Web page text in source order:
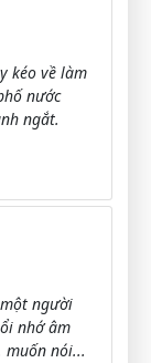
kéo về làm
nước
ngắt.
người
nhớ âm
nói...